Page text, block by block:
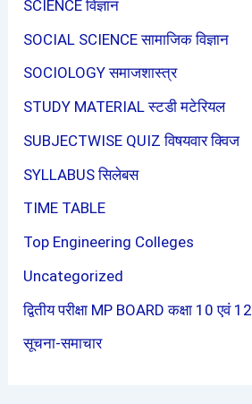
SCIENCE विज्ञान
SOCIAL SCIENCE सामाजिक विज्ञान
SOCIOLOGY समाजशास्त्र
STUDY MATERIAL स्टडी मटेरियल
SUBJECTWISE QUIZ विषयवार क्विज
SYLLABUS सिलेबस
TIME TABLE
Top Engineering Colleges
Uncategorized
द्वितीय परीक्षा MP BOARD कक्षा 10 एवं 12
सूचना-समाचार